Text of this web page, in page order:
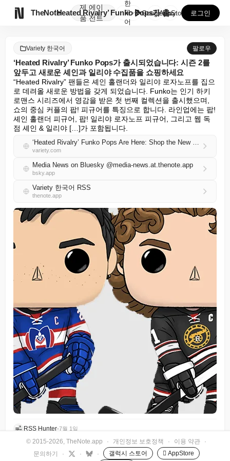
TheNote
제
품
에이
전트
‘Heated Rivalry’ Funko Pops가 출...
한
국
어
GooglePlay
AppStore 로그인
Variety 한국어 팔로우
‘Heated Rivalry’ Funko Pops가 출시되었습니다: 시즌 2를
앞두고 새로운 셰인과 일리야 수집품을 쇼핑하세요
“Heated Rivalry” 팬들은 셰인 홀랜더와 일리야 로자노프를 집으
로 데려올 새로운 방법을 갖게 되었습니다. Funko는 인기 하키
로맨스 시리즈에서 영감을 받은 첫 번째 컬렉션을 출시했으며,
쇼의 중심 커플의 팝! 피규어를 특징으로 합니다. 라인업에는 팝!
셰인 홀랜더 피규어, 팝! 일리야 로자노프 피규어, 그리고 웹 독
점 셰인 & 일리야 […]가 포함됩니다.
‘Heated Rivalry’ Funko Pops Are Here: Shop the New Shane and Ilya Collectibles Ahead of Season 2
variety.com
Media News on Bluesky @media-news.at.thenote.app
bsky.app
Variety 한국어 RSS
thenote.app
RSS Hunter•7월 1일
© 2015-2026, TheNote.app · 개인정보 보호정책 · 이용 약관
·
문의하기
· · · 갤럭시 스토어  AppStore